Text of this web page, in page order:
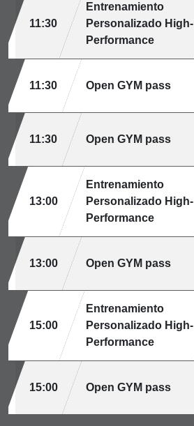
11:30
Entrenamiento
Personalizado High-
Performance
11:30 Open GYM pass
11:30 Open GYM pass
13:00
Entrenamiento
Personalizado High-
Performance
13:00 Open GYM pass
15:00
Entrenamiento
Personalizado High-
Performance
15:00 Open GYM pass